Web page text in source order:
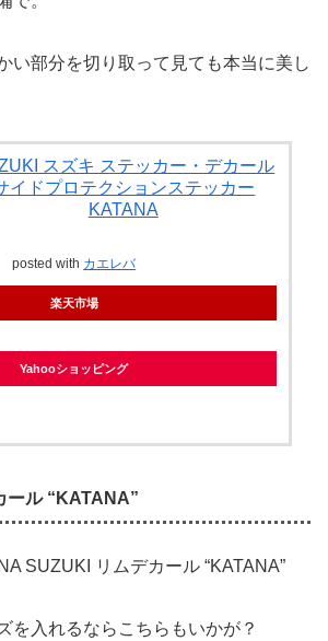
い部分を切り取って見ても本当に美し
スズキ ステッカー・デカール
イドプロテクションステッカー
KATANA
posted with カエレバ
楽天市場
Yahooショッピング
ール “KATANA”
を入れるならこちらもいかが？